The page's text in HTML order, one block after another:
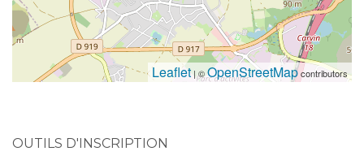
Leaflet| ©OpenStreetMapcontributors
OUTILS D'INSCRIPTION